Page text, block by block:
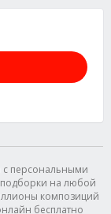
с персональными
на любой
композиций
бесплатно